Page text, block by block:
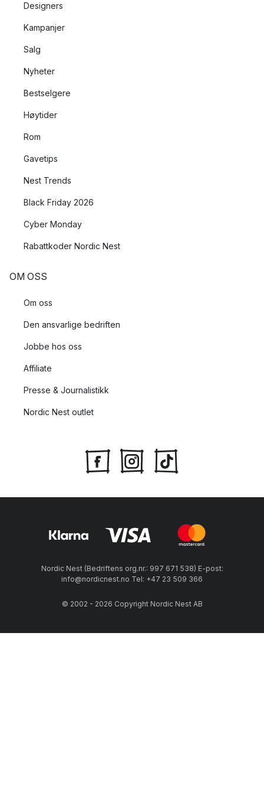
Designers
Kampanjer
Salg
Nyheter
Bestselgere
Høytider
Rom
Gavetips
Nest Trends
Black Friday 2026
Cyber Monday
Rabattkoder Nordic Nest
OM OSS
Om oss
Den ansvarlige bedriften
Jobbe hos oss
Affiliate
Presse & Journalistikk
Nordic Nest outlet
Nordic Nest (Bedriftens org.nr.: 997 671 538) E-post:
info@nordicnest.no Tel: +47 23 509 366
© 2002 - 2026 Copyright Nordic Nest AB